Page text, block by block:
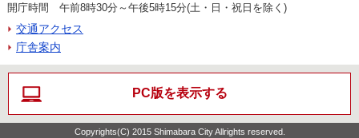
開庁時間 午前8時30分～午後5時15分(土・日・祝日を除く)
交通アクセス
庁舎案内
PC版を表示する
Copyrights(C) 2015 Shimabara City Allrights reserved.